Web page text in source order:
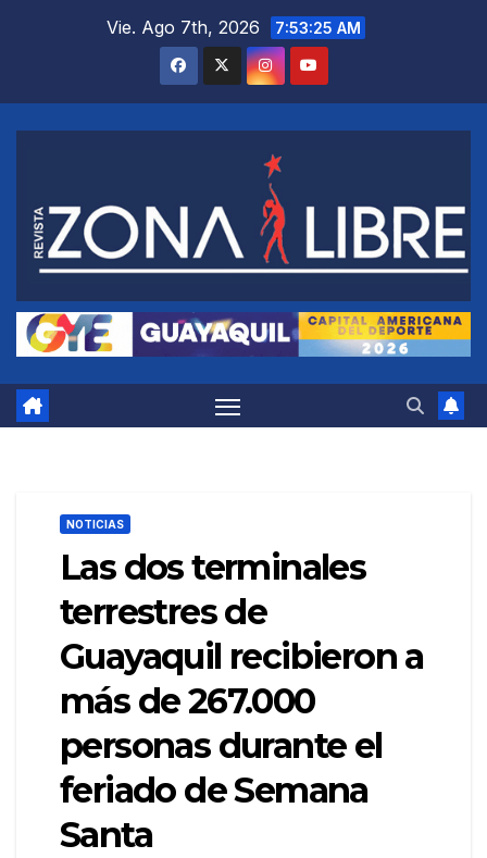
Vie. Ago 7th, 2026 7:53:26 AM
NOTICIAS
Las dos terminales
terrestres de
Guayaquil recibieron a
más de 267.000
personas durante el
feriado de Semana
Santa